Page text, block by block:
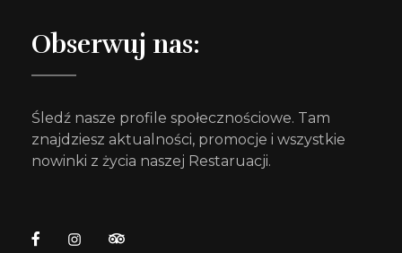
Obserwuj nas:
Śledź nasze profile społecznościowe. Tam
znajdziesz aktualności, promocje i wszystkie
nowinki z życia naszej Restaruacji.